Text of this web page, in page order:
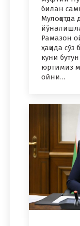
билан
Рамазон
ҳақида
куни
юртимиз
ойни…